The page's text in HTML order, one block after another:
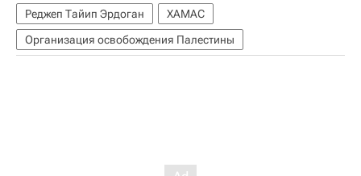
Реджеп Тайип Эрдоган
ХАМАС
Организация освобождения Палестины